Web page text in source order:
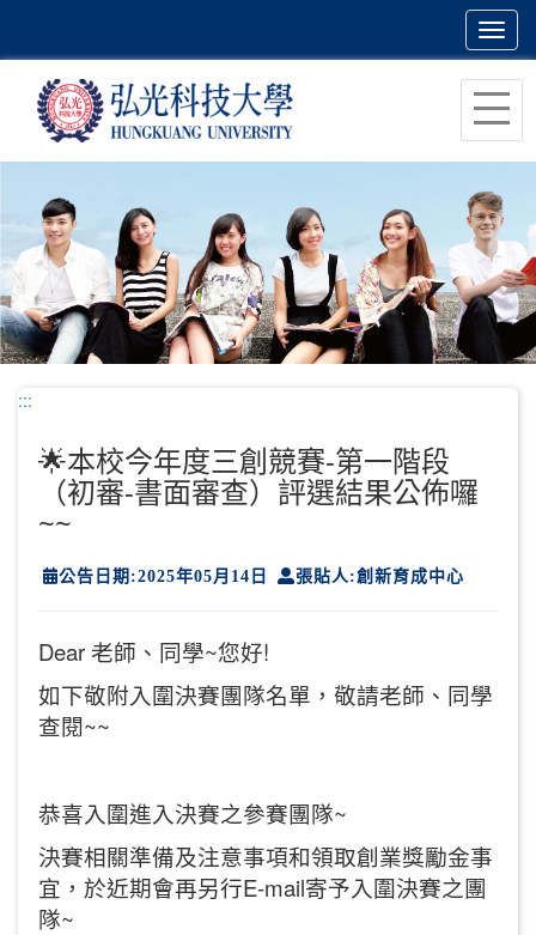
主
容
區
塊
:::
🌟本校今年度三創競賽-第一階段
（初審-書面審查）評選結果公佈囉
~~
公告日期:2025年05月14日 張貼人:創新育成中心
Dear 老師、同學~您好!
如下敬附入圍決賽團隊名單，敬請老師、同學
查閱~~
恭喜入圍進入決賽之參賽團隊~
決賽相關準備及注意事項和領取創業獎勵金事
宜，於近期會再另行E-mail寄予入圍決賽之團
隊~